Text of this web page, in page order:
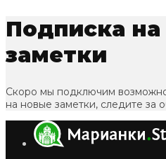
Подписка
заметки
Скоро мы подключим
на новые заметки, следите за